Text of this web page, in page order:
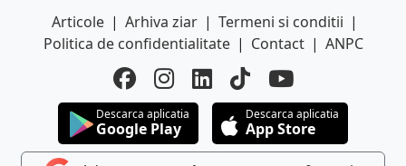
Articole | Arhiva ziar | Termeni si conditii |
Politica de confidentialitate | Contact | ANPC
Descarca aplicatia
Google Play
Descarca aplicatia
App Store